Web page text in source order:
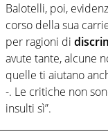
Balotelli, poi,
corso della sua
per ragioni di
avute tante, alcune
quelle ti aiutano
-. Le critiche non
insulti sì”.